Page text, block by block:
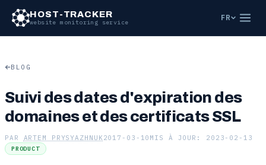
Aller au contenu principal
HOST-TRACKER
website monitoring service
FR
BLOG
Suivi des dates d'expiration des
domaines et des certificats SSL
PAR ARTEM PRYSYAZHNUK 2017-03-10 MIS À JOUR: 2023-02-13
PRODUCT